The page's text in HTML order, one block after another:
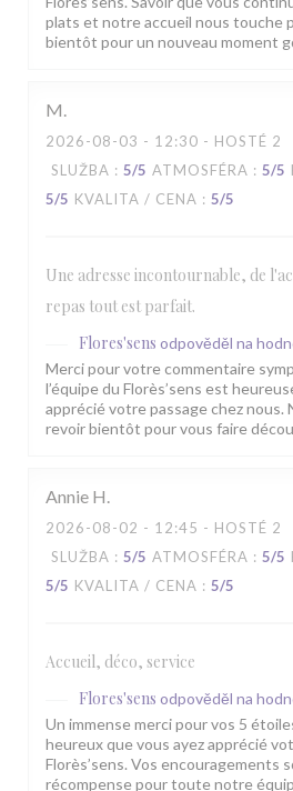
plats et notre accueil nous touche
bientôt pour un nouveau moment
M
2026-08-03 - 12:30 - HOSTÉ 2
SLUŽBA : 5/5 ATMOSFÉRA : 5/5
5/5 KVALITA / CENA : 5/5
Une adresse incontournable, de
repas tout est parfait.
Flores'sens odpověděl na
Merci pour votre commentaire
l’équipe du Florès’sens est
apprécié votre passage chez nous.
revoir bientôt pour vous faire
Annie H
2026-08-02 - 12:45 - HOSTÉ 2
SLUŽBA : 5/5 ATMOSFÉRA : 5/5
5/5 KVALITA / CENA : 5/5
Accueil, déco, service
Flores'sens odpověděl na
Un immense merci pour vos 5
heureux que vous ayez apprécié
Florès’sens. Vos encouragements
récompense pour toute notre